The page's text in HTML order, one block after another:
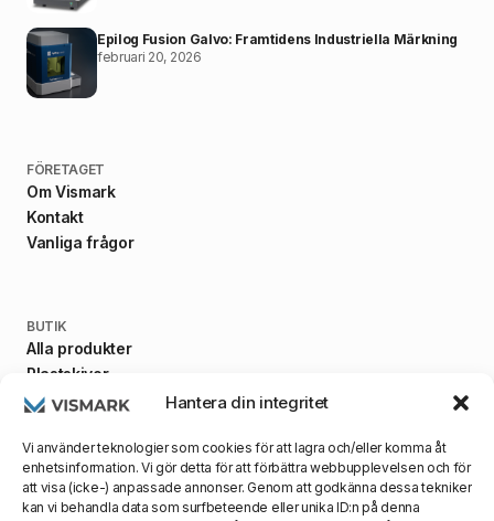
Hantera din integritet
Vi använder teknologier som cookies för att lagra och/eller komma åt
enhetsinformation. Vi gör detta för att förbättra webbupplevelsen och för
att visa (icke-) anpassade annonser. Genom att godkänna dessa tekniker
kan vi behandla data som surfbeteende eller unika ID:n på denna
Epilog Fusion Galvo: Framtidens Industriella Märkning
februari 20, 2026
FÖRETAGET
Om Vismark
Kontakt
Vanliga frågor
BUTIK
Alla produkter
Plastskivor
Fästanordningar
VILLKOR